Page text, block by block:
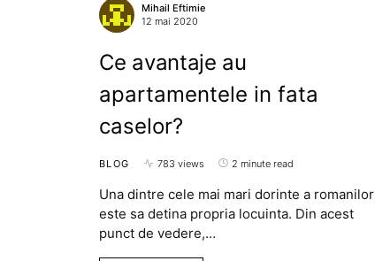
Mihail Eftimie
12 mai 2020
Ce avantaje au
apartamentele in fata
caselor?
BLOG 783 views 2 minute read
Una dintre cele mai mari dorinte a romanilor
este sa detina propria locuinta. Din acest
punct de vedere,…